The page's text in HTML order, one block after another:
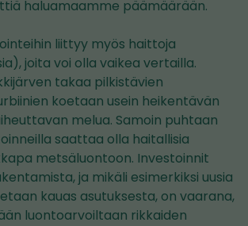
haluamaamme päämäärään.
liittyy myös haittoja
joita voi olla vaikea vertailla.
takaa pilkistävien
koetaan usein heikentävän
melua. Samoin puhtaan
saattaa olla haitallisia
metsäluontoon. Investoinnit
ja mikäli esimerkiksi uusia
kauas asutuksesta, on vaarana,
luontoarvoiltaan rikkaiden